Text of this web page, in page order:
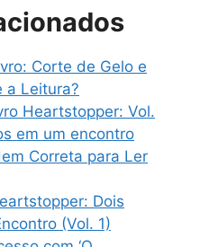
Corte de Gelo e
a Leitura?
Heartstopper: Vol.
em um encontro
Correta para Ler
Dois
(Vol. 1)